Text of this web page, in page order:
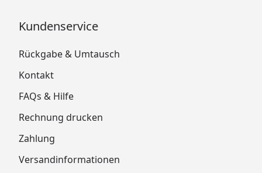
Kundenservice
Rückgabe & Umtausch
Kontakt
FAQs & Hilfe
Rechnung drucken
Zahlung
Versandinformationen